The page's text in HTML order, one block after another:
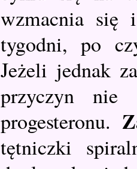
wzmacnia się
tygodni, po
Jeżeli jednak
przyczyn nie
progesteronu.
tętniczki